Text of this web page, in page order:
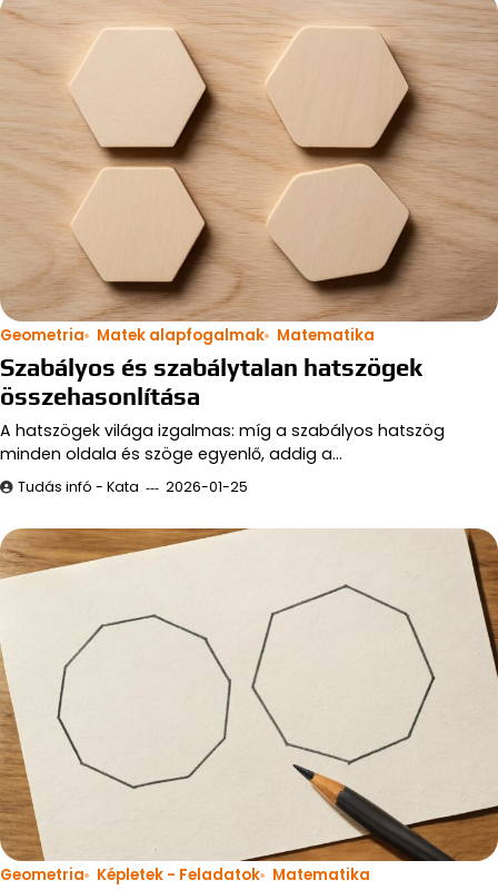
Geometria Matek alapfogalmak Matematika
Szabályos és szabálytalan hatszögek
összehasonlítása
A hatszögek világa izgalmas: míg a szabályos hatszög
minden oldala és szöge egyenlő, addig a…
Tudás infó - Kata 2026-01-25
Geometria Képletek - Feladatok Matematika